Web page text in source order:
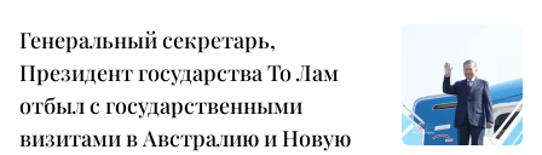
Генеральный секретарь,
Президент государства То Лам
отбыл с государственными
визитами в Австралию и Новую